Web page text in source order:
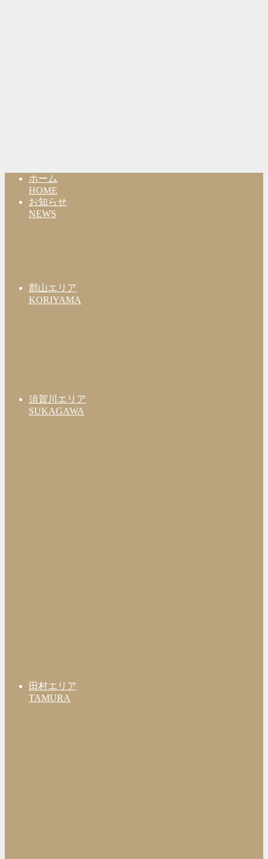
ホーム
HOME
お知らせ
NEWS
郡山エリア
KORIYAMA
須賀川エリア
SUKAGAWA
田村エリア
TAMURA